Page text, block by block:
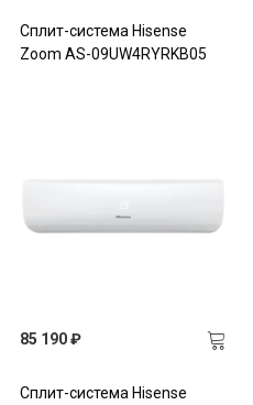
Сплит-система Hisense
Zoom AS-09UW4RYRKB05
85 190 ₽
Сплит-система Hisense